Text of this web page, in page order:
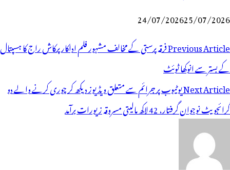
24/07/202625/07/2026
پوسٹوں
کی
نیویگیشن
Previous Articleفرقہ پرستی کے مخالف مشہور فلم اداکار پرکاش راج کا ہسپتال
کے بستر سے انوکھا ٹوئٹ
Next Articleیوٹیوب پر جرائم سے متعلق ویڈیوز دیکھ کر چوری کرنے والے دو
گرائجویٹ نوجوان گرفتار، 42 لاکھ مالیتی مسروقہ زیورات برآمد